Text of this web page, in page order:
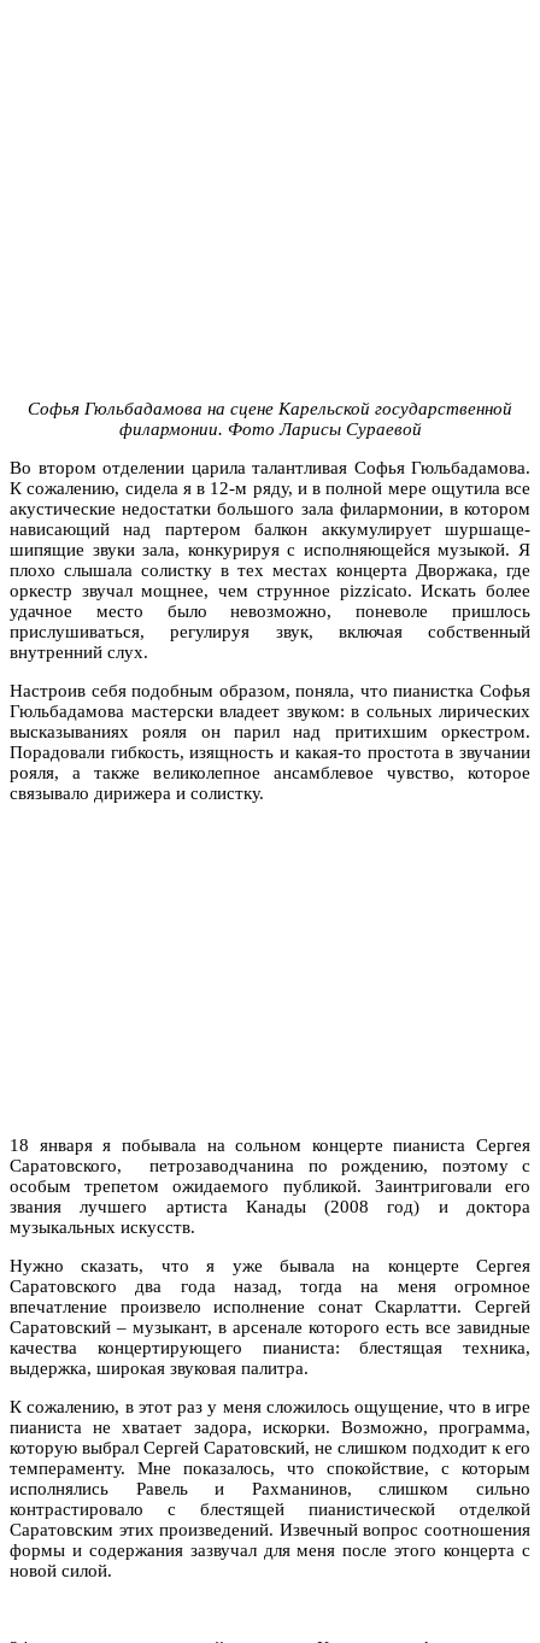
Софья Гюльбадамова на сцене Карельской государственной
филармонии. Фото Ларисы Сураевой
Во втором отделении царила талантливая Софья Гюльбадамова.
К сожалению, сидела я в 12-м ряду, и в полной мере ощутила все
акустические недостатки большого зала филармонии, в котором
нависающий над партером балкон аккумулирует шуршаще-
шипящие звуки зала, конкурируя с исполняющейся музыкой. Я
плохо слышала солистку в тех местах концерта Дворжака, где
оркестр звучал мощнее, чем струнное pizzicato. Искать более
удачное место было невозможно, поневоле пришлось
прислушиваться, регулируя звук, включая собственный
внутренний слух.
Настроив себя подобным образом, поняла, что пианистка Софья
Гюльбадамова мастерски владеет звуком: в сольных лирических
высказываниях рояля он парил над притихшим оркестром.
Порадовали гибкость, изящность и какая-то простота в звучании
рояля, а также великолепное ансамблевое чувство, которое
связывало дирижера и солистку.
18 января я побывала на сольном концерте пианиста Сергея
Саратовского, петрозаводчанина по рождению, поэтому с
особым трепетом ожидаемого публикой. Заинтриговали его
звания лучшего артиста Канады (2008 год) и доктора
музыкальных искусств.
Нужно сказать, что я уже бывала на концерте Сергея
Саратовского два года назад, тогда на меня огромное
впечатление произвело исполнение сонат Скарлатти. Сергей
Саратовский – музыкант, в арсенале которого есть все завидные
качества концертирующего пианиста: блестящая техника,
выдержка, широкая звуковая палитра.
К сожалению, в этот раз у меня сложилось ощущение, что в игре
пианиста не хватает задора, искорки. Возможно, программа,
которую выбрал Сергей Саратовский, не слишком подходит к его
темпераменту. Мне показалось, что спокойствие, с которым
исполнялись Равель и Рахманинов, слишком сильно
контрастировало с блестящей пианистической отделкой
Саратовским этих произведений. Извечный вопрос соотношения
формы и содержания зазвучал для меня после этого концерта с
новой силой.